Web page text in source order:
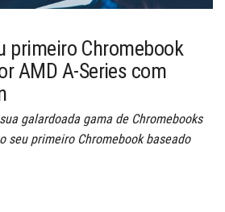
primeiro Chromebook
AMD A-Series com
galardoada gama de Chromebooks
seu primeiro Chromebook baseado